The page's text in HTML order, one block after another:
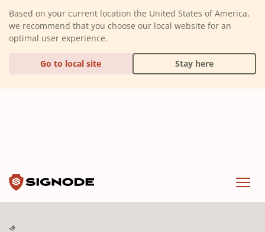
Based on your current location the United States of America,
we recommend that you choose our local website for an
optimal user experience.
Go to local site Stay here